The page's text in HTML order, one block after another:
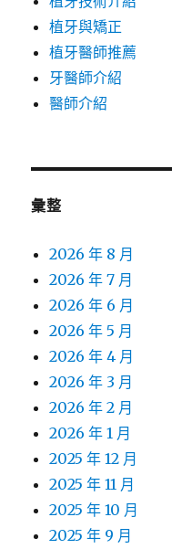
植牙與矯正
植牙醫師推薦
牙醫師介紹
醫師介紹
彙整
2026 年 8 月
2026 年 7 月
2026 年 6 月
2026 年 5 月
2026 年 4 月
2026 年 3 月
2026 年 2 月
2026 年 1 月
2025 年 12 月
2025 年 11 月
2025 年 10 月
2025 年 9 月